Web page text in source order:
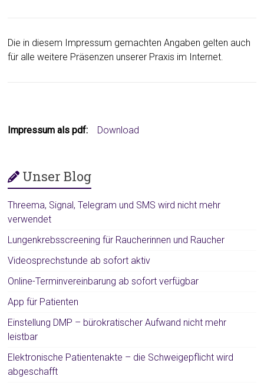
Die in diesem Impressum gemachten Angaben gelten auch
für alle weitere Präsenzen unserer Praxis im Internet.
Impressum als pdf: Download
Unser Blog
Threema, Signal, Telegram und SMS wird nicht mehr
verwendet
Lungenkrebsscreening für Raucherinnen und Raucher
Videosprechstunde ab sofort aktiv
Online-Terminvereinbarung ab sofort verfügbar
App für Patienten
Einstellung DMP – bürokratischer Aufwand nicht mehr
leistbar
Elektronische Patientenakte – die Schweigepflicht wird
abgeschafft